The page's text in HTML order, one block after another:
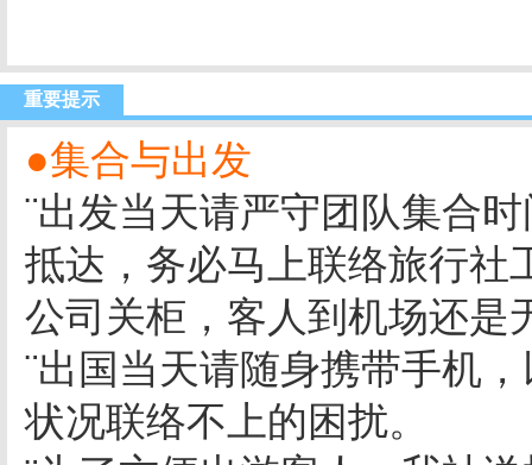
重要提示
●集合与出发
¨出发当天请严守团队集合
抵达，务必马上联络旅行社
公司关柜，客人到机场还是
¨出国当天请随身携带手机
状况联络不上的困扰。